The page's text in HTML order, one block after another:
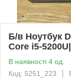
Б/в Ноутбук
Core i5-
В наявності 4 од.
Код: 5251_223